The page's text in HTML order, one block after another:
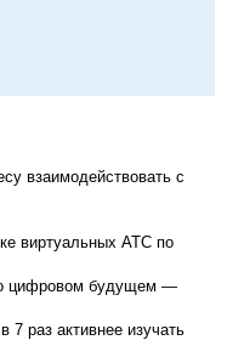
взаимодействовать с
виртуальных АТС по
цифровом будущем —
раз активнее изучать